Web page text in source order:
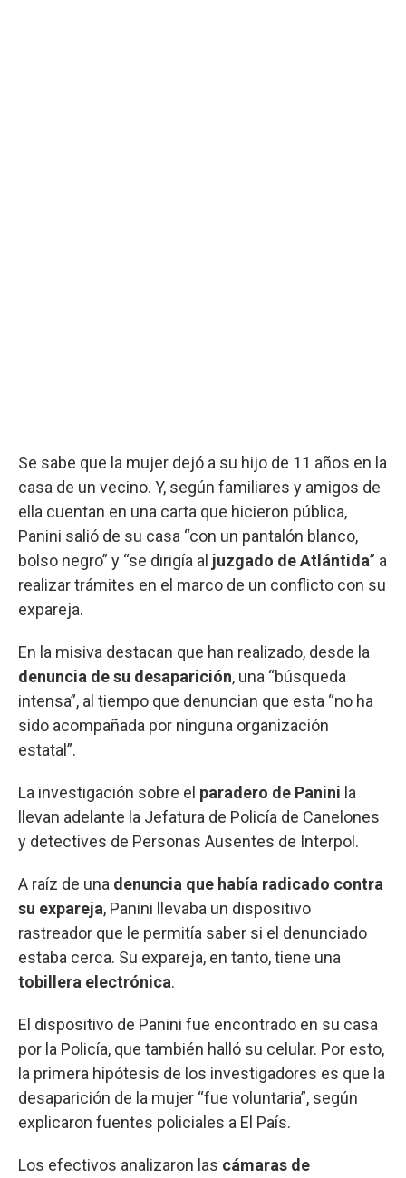
Se sabe que la mujer dejó a su hijo de 11 años en la
casa de un vecino. Y, según familiares y amigos de
ella cuentan en una carta que hicieron pública,
Panini salió de su casa “con un pantalón blanco,
bolso negro” y “se dirigía al juzgado de Atlántida” a
realizar trámites en el marco de un conflicto con su
expareja.
En la misiva destacan que han realizado, desde la
denuncia de su desaparición, una “búsqueda
intensa”, al tiempo que denuncian que esta “no ha
sido acompañada por ninguna organización
estatal”.
La investigación sobre el paradero de Panini la
llevan adelante la Jefatura de Policía de Canelones
y detectives de Personas Ausentes de Interpol.
A raíz de una denuncia que había radicado contra
su expareja, Panini llevaba un dispositivo
rastreador que le permitía saber si el denunciado
estaba cerca. Su expareja, en tanto, tiene una
tobillera electrónica.
El dispositivo de Panini fue encontrado en su casa
por la Policía, que también halló su celular. Por esto,
la primera hipótesis de los investigadores es que la
desaparición de la mujer “fue voluntaria”, según
explicaron fuentes policiales a El País.
Los efectivos analizaron las cámaras de